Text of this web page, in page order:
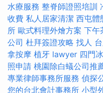
水療服務 整脊師證照培訓
收費 私人居家清潔 西屯體
所 歐式料理外燴方案 下午
公司 杜拜簽證攻略 找人
拿按摩 植牙 lawyer 四門
照申請 桃園除白蟻公司推
專業律師事務所服務 偵探
您的台北會計事務所 小型